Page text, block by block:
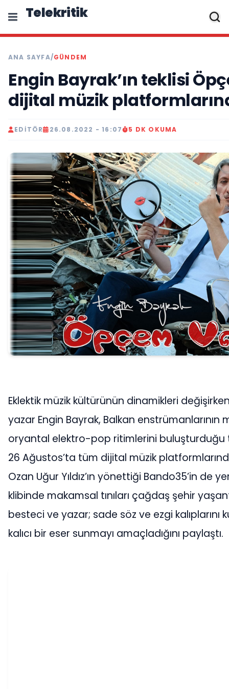
Telekritik
ANA SAYFA/GÜNDEM
Engin Bayrak’ın teklisi
dijital müzik
EDITÖR 26.08.2022 - 16:07 5 DK OKUMA
Eklektik müzik kültürünün dinamikleri
yazar Engin Bayrak, Balkan enstrümanlarının
oryantal elektro-pop ritimlerini buluşturduğu
26 Ağustos’ta tüm dijital müzik
Ozan Uğur Yıldız’ın yönettiği Bando35’in de
klibinde makamsal tınıları çağdaş şehir
besteci ve yazar; sade söz ve ezgi kalıplarını
kalıcı bir eser sunmayı amaçladığını paylaştı.